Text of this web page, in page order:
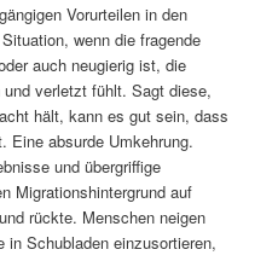
Vorurteilen in den
wenn die fragende
auch neugierig ist, die
verletzt fühlt. Sagt diese,
hält, kann es gut sein, dass
Eine absurde Umkehrung.
und übergriffige
Migrationshintergrund auf
rückte. Menschen neigen
in Schubladen einzusortieren,